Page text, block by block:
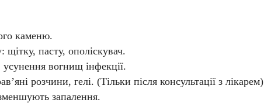
каменю.
щітку, пасту, ополіскувач.
вогнищ інфекції.
розчини, гелі. (Тільки після консультації з лікарем)
запалення.